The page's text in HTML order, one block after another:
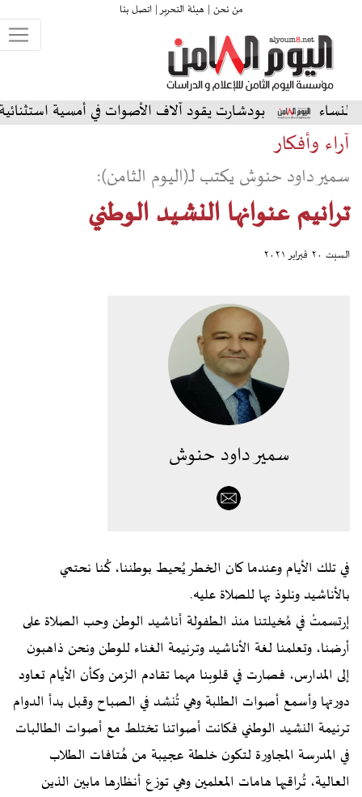
من نحن | هيئة التحرير |اتصل بنا
بودشارت يقود آلاف الأصوات في أمسية استثنائية على المسرح
آراء وأفكار
سمير داود حنوش يكتب لـ(اليوم الثامن):
ترانيم عنوانها النشيد الوطني
السبت ٢٠ فبراير ٢٠٢١
سمير داود حنوش
في تلك الأيام وعندما كان الخطر يُحيط بوطننا، كُنا نحتمي
بالأناشيد ونلوذ بها للصلاة عليه.
إرتسمتْ في مُخيلتنا منذ الطفولة أناشيد الوطن وحب الصلاة على
أرضنا، وتعلمنا لغة الأناشيد وترنيمة الغناء للوطن ونحن ذاهبون
إلى المدارس، فصارت في قلوبنا مهما تقادم الزمن وكأن الأيام تعاود
دورتها وأسمع أصوات الطلبة وهي تُنشد في الصباح وقبل بدأ الدوام
ترنيمة النشيد الوطني فكانت أصواتنا تختلط مع أصوات الطالبات
في المدرسة المجاورة لتكون خلطة عجيبة من هُتافات الطلاب
العالية، تُراقبها هامات المعلمين وهي توزع أنظارها مابين الذين